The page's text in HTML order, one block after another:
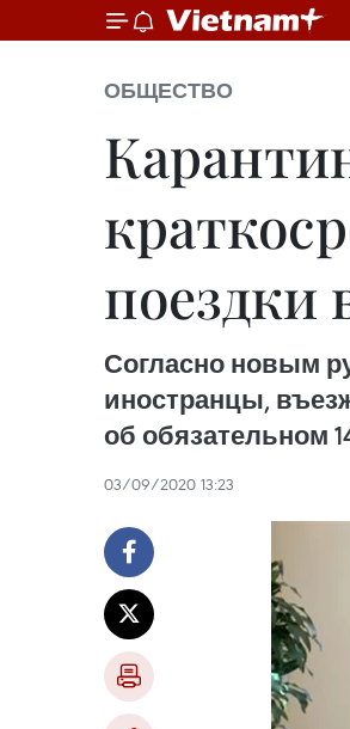
ОБЩЕСТВО
поездки
Согласно новым
иностранцы,
об обязательном
03/09/2020 13:23